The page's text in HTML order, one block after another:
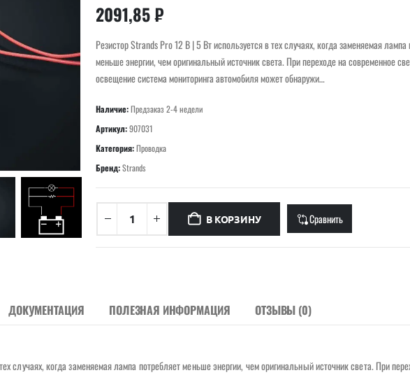
2091,85₽
Резистор Strands Pro 12 В | 5 Вт используется в тех случаях, когда заменяемая лампа
меньше энергии, чем оригинальный источник света. При переходе на современное
освещение система мониторинга автомобиля может обнаружи…
Наличие:Предзаказ 2-4 недели
Артикул:907031
Категория:Проводка
Бренд:Strands
В КОРЗИНУ Сравнить
ДОКУМЕНТАЦИЯ ПОЛЕЗНАЯ ИНФОРМАЦИЯ ОТЗЫВЫ (0)
случаях, когда заменяемая лампа потребляет меньше энергии, чем оригинальный источник света. При